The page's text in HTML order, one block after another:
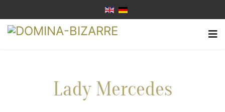
Lady Mercedes